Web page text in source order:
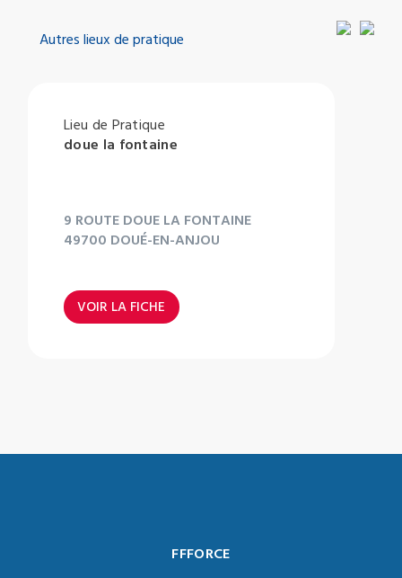
Autres lieux de pratique
Lieu de Pratique
doue la fontaine
9 ROUTE DOUE LA FONTAINE
49700 DOUÉ-EN-ANJOU
VOIR LA FICHE
FFFORCE